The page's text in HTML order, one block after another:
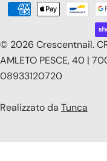
e
/
r
e
© 2026 Crescentnail.
AMLETO PESCE, 40 |
08933120720
Realizzato da Tunca
Modalità
pagamento